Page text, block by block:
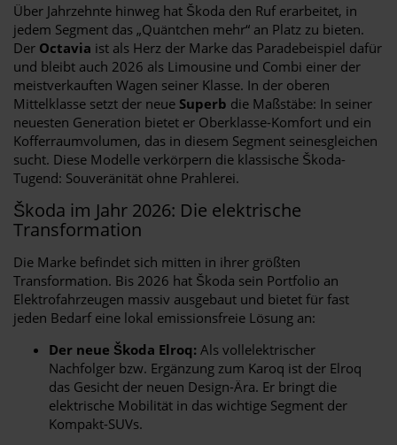
Über Jahrzehnte hinweg hat Škoda den Ruf erarbeitet, in
jedem Segment das „Quäntchen mehr“ an Platz zu bieten.
Der Octavia ist als Herz der Marke das Paradebeispiel dafür
und bleibt auch 2026 als Limousine und Combi einer der
meistverkauften Wagen seiner Klasse. In der oberen
Mittelklasse setzt der neue Superb die Maßstäbe: In seiner
neuesten Generation bietet er Oberklasse-Komfort und ein
Kofferraumvolumen, das in diesem Segment seinesgleichen
sucht. Diese Modelle verkörpern die klassische Škoda-
Tugend: Souveränität ohne Prahlerei.
Škoda im Jahr 2026: Die elektrische
Transformation
Die Marke befindet sich mitten in ihrer größten
Transformation. Bis 2026 hat Škoda sein Portfolio an
Elektrofahrzeugen massiv ausgebaut und bietet für fast
jeden Bedarf eine lokal emissionsfreie Lösung an:
Der neue Škoda Elroq: Als vollelektrischer
Nachfolger bzw. Ergänzung zum Karoq ist der Elroq
das Gesicht der neuen Design-Ära. Er bringt die
elektrische Mobilität in das wichtige Segment der
Kompakt-SUVs.